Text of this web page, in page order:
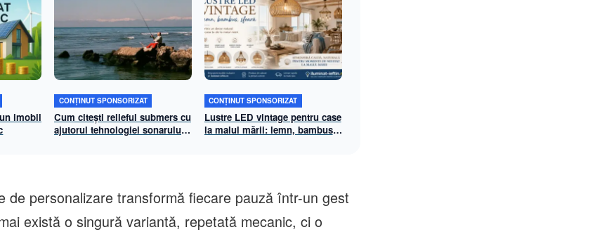
imobil
CONȚINUT SPONSORIZAT
Cum citești relieful submers cu
ajutorul tehnologiei sonarului
CONȚINUT SPONSORIZAT
Lustre LED vintage pentru case
la malul mării: lemn, bambus
de personalizare transformă fiecare pauză într-un gest
există o singură variantă, repetată mecanic, ci o